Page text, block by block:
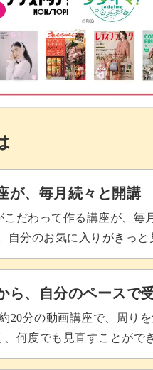
き込みは、カラージェル
な方に向けてアドバイス
いていく順番にもポイ
とバランスが取りやすい
ンフラワーは、ベースを
と引き締まるベースの仕
が、毎月続々と開講
こだわって作る講座が、毎
自分のお気に入りがきっと
ら、自分のペースで
20分の動画講座で、周り
何度でも見直すことがで